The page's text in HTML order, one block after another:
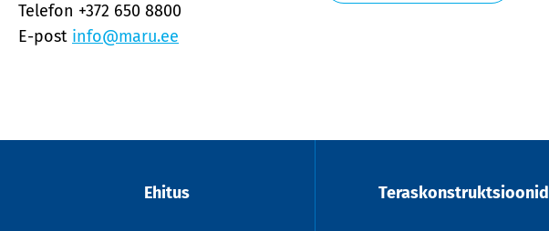
Telefon +372 650 8800
E-post info@maru.ee
Ehitus Teraskonstruktsioonid